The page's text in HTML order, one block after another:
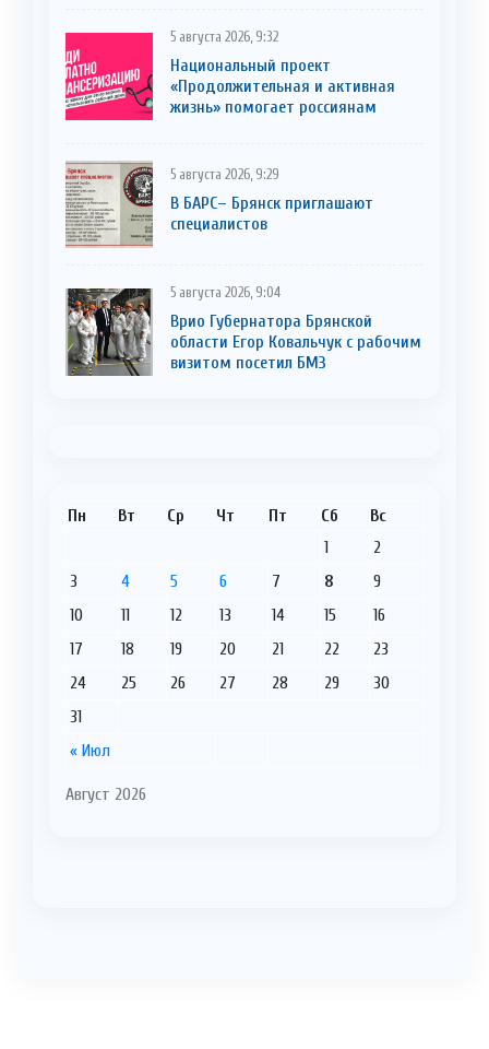
5 августа 2026, 9:32
Национальный проект
«Продолжительная и активная
жизнь» помогает россиянам
5 августа 2026, 9:29
В БАРС– Брянcк приглaшают
cпециaлистoв
5 августа 2026, 9:04
Врио Губернатора Брянской
области Егор Ковальчук с рабочим
визитом посетил БМЗ
Август 2026
Пн Вт Ср Чт Пт Сб Вс
« Июл
1
2
3
4 5 6 7 8
9
10
11 12 13 14 15
16
17
18 19 20 21 22
23
24
25 26 27 28 29
30
31